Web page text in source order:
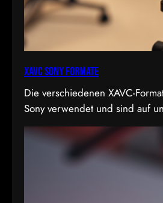
XAVC Sony Formate
Die verschiedenen XAVC-
Sony verwendet und sind auf
Bedürfnisse in Bezug auf
Bitrate abgestimmt. Hier sind
Formaten: 1. XAVC S-I DCI: •
intraframe-Version von XAVC S,
Auflösung (4096×2160)